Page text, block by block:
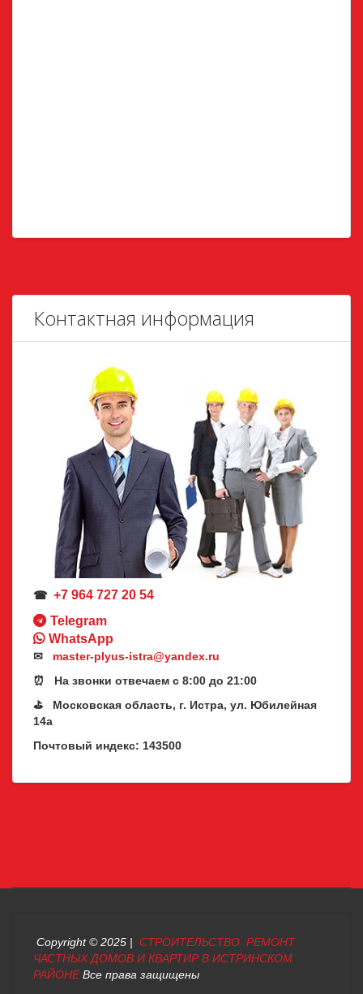
Контактная информация
☎ +7 964 727 20 54
Telegram
WhatsApp
✉ master-plyus-istra@yandex.ru
⏰ На звонки отвечаем с 8:00 до 21:00
⛳ Московская область, г. Истра, ул. Юбилейная
14а
Почтовый индекс: 143500
Copyright © 2025 | СТРОИТЕЛЬСТВО РЕМОНТ
ЧАСТНЫХ ДОМОВ И КВАРТИР В ИСТРИНСКОМ
РАЙОНЕВсе права защищены